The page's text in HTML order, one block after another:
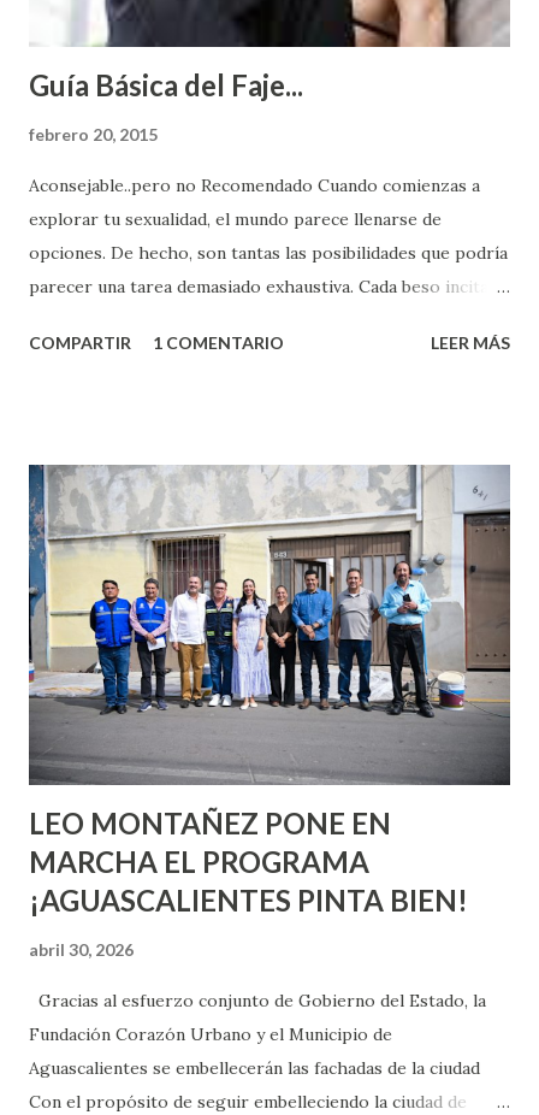
Guía Básica del Faje...
febrero 20, 2015
Aconsejable..pero no Recomendado Cuando comienzas a
explorar tu sexualidad, el mundo parece llenarse de
opciones. De hecho, son tantas las posibilidades que podría
parecer una tarea demasiado exhaustiva. Cada beso incita
partes de ti que jamás hubieras imaginado. El problema es
conoces ni la mitad de lo que deberías saber. Pero incluso
quienes ya han tenido relaciones sexuales no son expertos
o expertas en el tema. Siempre hay algo nuevo que
aprender y nuevas experiencias que conocer. Si eres una
chica y aún no has tenido relaciones sexuales, tal vez
pienses que el sexo será increíble y no puedas esperar para
experimentarlo, pero como cualquier persona con
experiencia te dirá, siempre es mejor cuando ambas partes
son suficientemen...
COMPARTIR 1 COMENTARIO LEER MÁS
LEO MONTAÑEZ PONE EN
MARCHA EL PROGRAMA
¡AGUASCALIENTES PINTA BIEN!
abril 30, 2026
Gracias al esfuerzo conjunto de Gobierno del Estado, la
Fundación Corazón Urbano y el Municipio de
Aguascalientes se embellecerán las fachadas de la ciudad
Con el propósito de seguir embelleciendo la ciudad de